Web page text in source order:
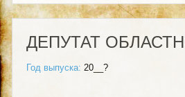
ДЕПУТАТ
Год выпуска: 20__?